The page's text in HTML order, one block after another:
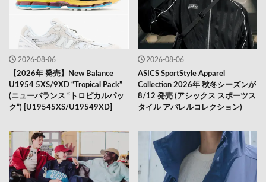
2026-08-06
【2026年 発売】New Balance
U1954 5XS/9XD “Tropical Pack”
(ニューバランス “トロピカルパッ
ク”) [U19545XS/U19549XD]
2026-08-06
ASICS SportStyle Apparel
Collection 2026年 秋冬シーズンが
8/12 発売 (アシックス スポーツス
タイル アパレルコレクション)